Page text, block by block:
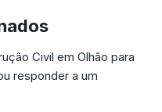
Civil em Olhão para
responder a um